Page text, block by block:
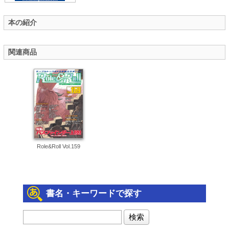
本の紹介
関連商品
Role&Roll Vol.159
書名・キーワードで探す